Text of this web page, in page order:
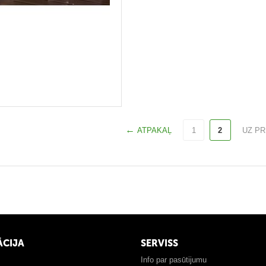
ATPAKAĻ 1 2 UZ
SERVISS
Info par pasūtijumu